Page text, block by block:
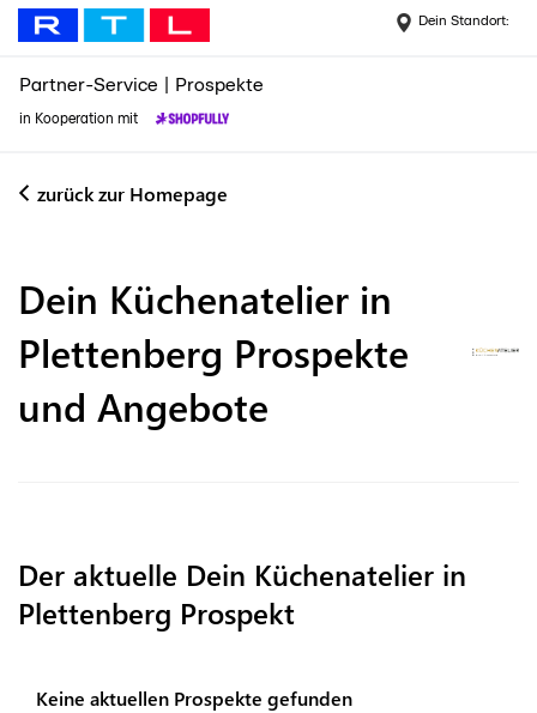
Dein Standort:
Partner-Service Prospekte
in Kooperation mit
zurück zur Homepage
Dein Küchenatelier in
Plettenberg Prospekte
und Angebote
Der aktuelle Dein Küchenatelier in
Plettenberg Prospekt
Keine aktuellen Prospekte gefunden